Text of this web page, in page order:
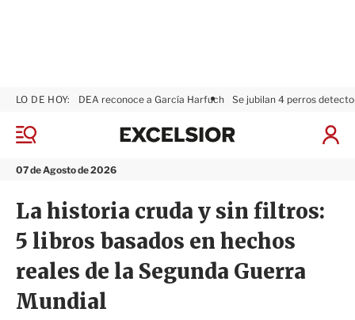
M
n
07 de Agosto de 2026
LO DE HOY: DEA reconoce a García Harfuch Se jubilan 4 perros
I
x
i
r
La historia cruda y sin filtros:
5 libros basados en hechos
reales de la Segunda Guerra
Mundial